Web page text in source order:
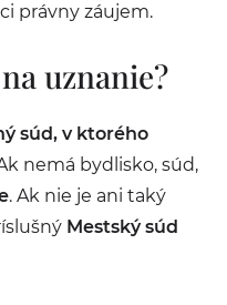
právny záujem.
uznanie?
súd, v ktorého
nemá bydlisko, súd,
. Ak nie je ani taký
Mestský súd